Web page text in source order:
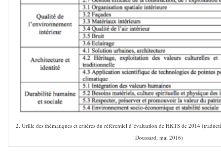
2. Grille des thématiques et critères du référentiel d’évaluation de HKTS de 2014
Doussard, mai 2016)